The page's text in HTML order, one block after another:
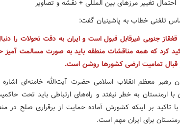
تلفنی خطاب به پاشینیان گفت:
جنوبی غیرقابل قبول است و ایران به دقت تحولات را
کرد که همه مناقشات منطقه باید به صورت مسالمت
قبال تمامیت ارضی کشورها روشن است.
رهبر معظم انقلاب اسلامی حضرت آیت‌الله خامنه‌ای اشاره
با ارمنستان به خطر نیفتد و راه‌های ارتباطی باید تحت
با تاکید بر اینکه کشورش آماده حمایت از برقراری صلح در
برای ایران مهم است.